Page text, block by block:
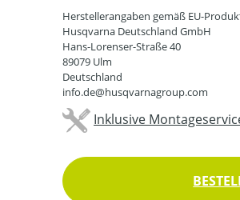
Herstellerangaben gemäß EU-
Husqvarna Deutschland GmbH
Hans-Lorenser-Straße 40
89079 Ulm
Deutschland
info.de@husqvarnagroup.com
Inklusive